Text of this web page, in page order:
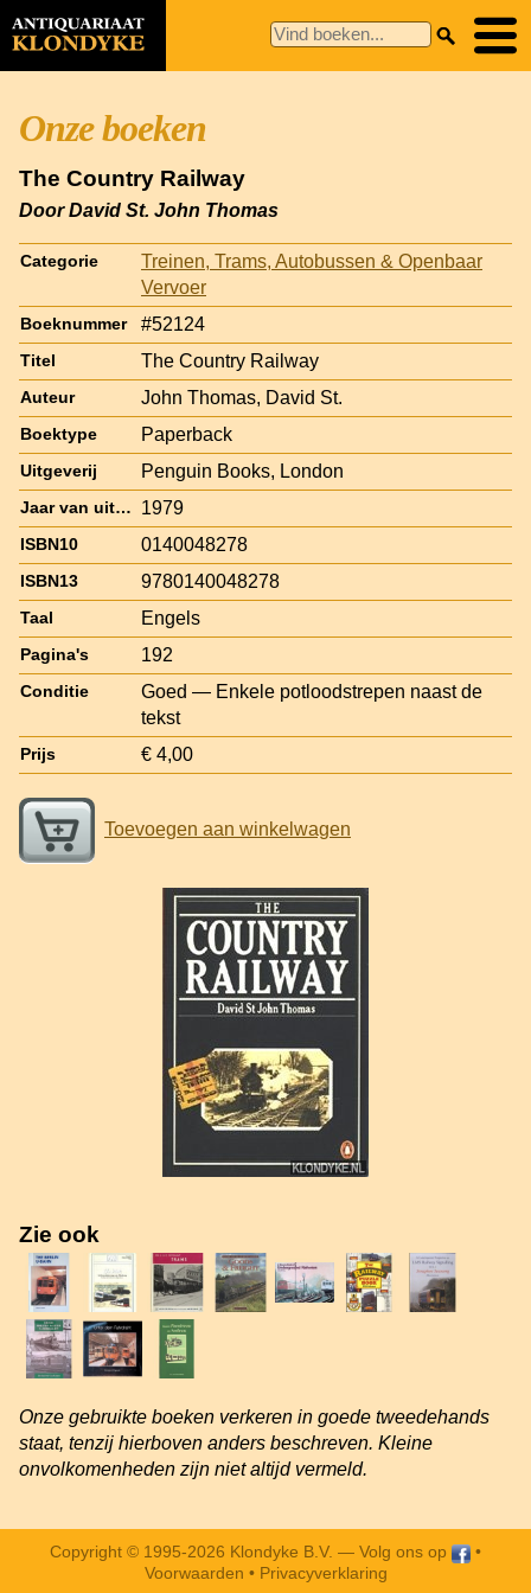
Onze boeken
The Country Railway
Door David St. John Thomas
Categorie
Treinen, Trams, Autobussen & Openbaar
Vervoer
Boeknummer #52124
Titel The Country Railway
Auteur John Thomas, David St.
Boektype Paperback
Uitgeverij Penguin Books, London
Jaar van uitgave 1979
ISBN10 0140048278
ISBN13 9780140048278
Taal Engels
Pagina's 192
Conditie
Goed — Enkele potloodstrepen naast de
tekst
Prijs € 4,00
Toevoegen aan winkelwagen
Zie ook
Onze gebruikte boeken verkeren in goede tweedehands
staat, tenzij hierboven anders beschreven. Kleine
onvolkomenheden zijn niet altijd vermeld.
Copyright © 1995-2026 Klondyke B.V. — Volg ons op
•
Voorwaarden • Privacyverklaring